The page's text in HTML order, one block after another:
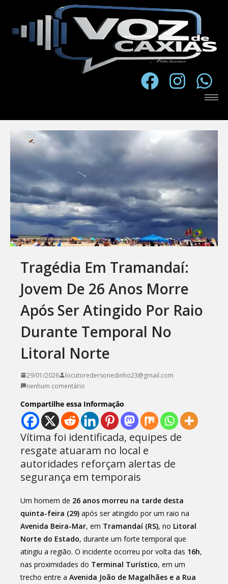
Tragédia Em Tramandaí:
Jovem De 26 Anos Morre
Após Ser Atingido Por Raio
Durante Temporal No
Litoral Norte
29/01/2026
locutoredersonedinho23@gmail.com
nenhum comentário
Compartilhe essa Informação
Vítima foi identificada, equipes de
resgate atuaram no local e
autoridades reforçam alertas de
segurança em temporais
Um homem de 26 anos morreu na tarde desta
quinta-feira (29) após ser atingido por um raio na
Avenida Beira-Mar, em Tramandaí (RS), no Litoral
Norte do Estado, durante um forte temporal que
atingiu a região. O incidente ocorreu por volta das 16h,
nas proximidades do Terminal Turístico, em um
trecho entre a Avenida João de Magalhães e a Rua